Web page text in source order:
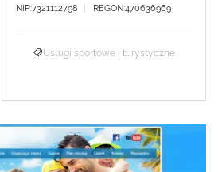
NIP:7321112798 REGON:470636969
Usługi sportowe i turystyczne